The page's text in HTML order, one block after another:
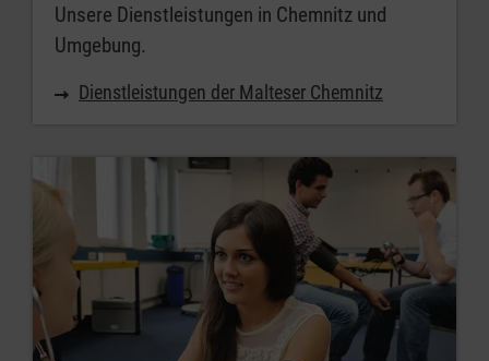
Unsere Dienstleistungen in Chemnitz und
Umgebung.
Dienstleistungen der Malteser Chemnitz